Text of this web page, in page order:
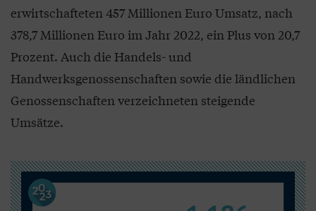
erwirtschafteten 457 Millionen Euro Umsatz, nach
378,7 Millionen Euro im Jahr 2022, ein Plus von 20,7
Prozent. Auch die Handels- und
Handwerksgenossenschaften sowie die ländlichen
Genossenschaften verzeichneten steigende
Umsätze.